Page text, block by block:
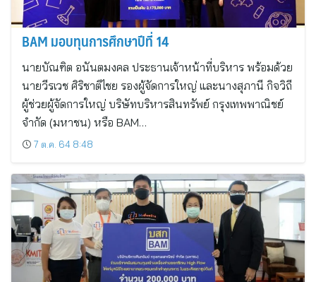
BAM มอบทุนการศึกษาปีที่ 14
นายบัณฑิต อนันตมงคล ประธานเจ้าหน้าที่บริหาร พร้อมด้วย
นายวีรเวช ศิริชาติไชย รองผู้จัดการใหญ่ และนางสุภานี กิจวิถี
ผู้ช่วยผู้จัดการใหญ่ บริษัทบริหารสินทรัพย์ กรุงเทพพาณิชย์
จำกัด (มหาชน) หรือ BAM…
7 ต.ค. 64 8:48